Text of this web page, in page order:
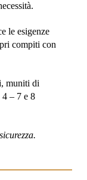
le esigenze
compiti con
muniti di
4 – 7 e 8